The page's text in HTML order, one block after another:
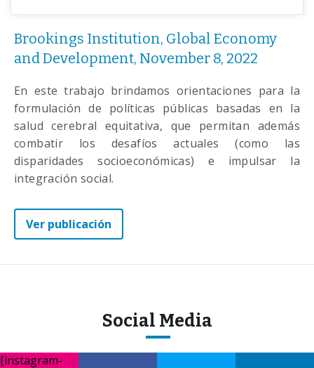
Brookings Institution, Global Economy
and Development, November 8, 2022
En este trabajo brindamos orientaciones para la
formulación de políticas públicas basadas en la
salud cerebral equitativa, que permitan además
combatir los desafíos actuales (como las
disparidades socioeconómicas) e impulsar la
integración social.
Ver publicación
Social Media
[instagram-